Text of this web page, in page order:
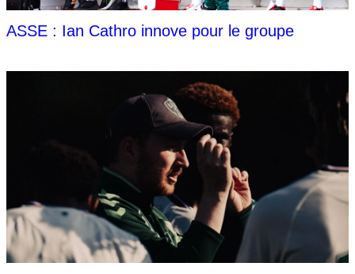
ASSE : Ian Cathro innove pour le groupe